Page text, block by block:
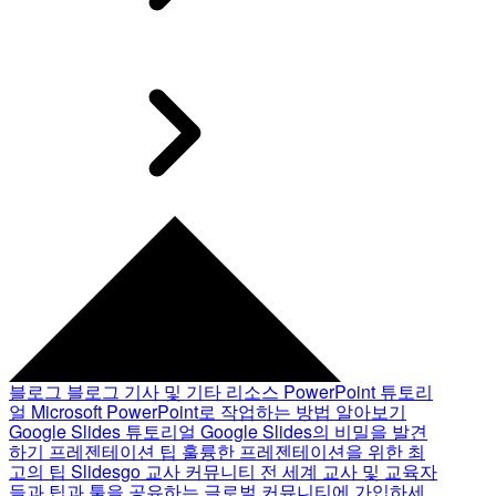
블로그 블로그 기사 및 기타 리소스 PowerPoint 튜토리
얼 Microsoft PowerPoint로 작업하는 방법 알아보기
Google Slides 튜토리얼 Google Slides의 비밀을 발견
하기 프레젠테이션 팁 훌륭한 프레젠테이션을 위한 최
고의 팁 Slidesgo 교사 커뮤니티 전 세계 교사 및 교육자